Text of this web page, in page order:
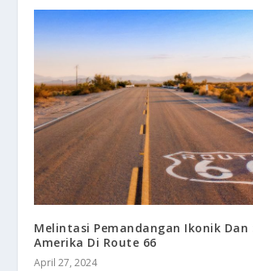
Melintasi Pemandangan Ikonik Dan
Amerika Di Route 66
April 27, 2024